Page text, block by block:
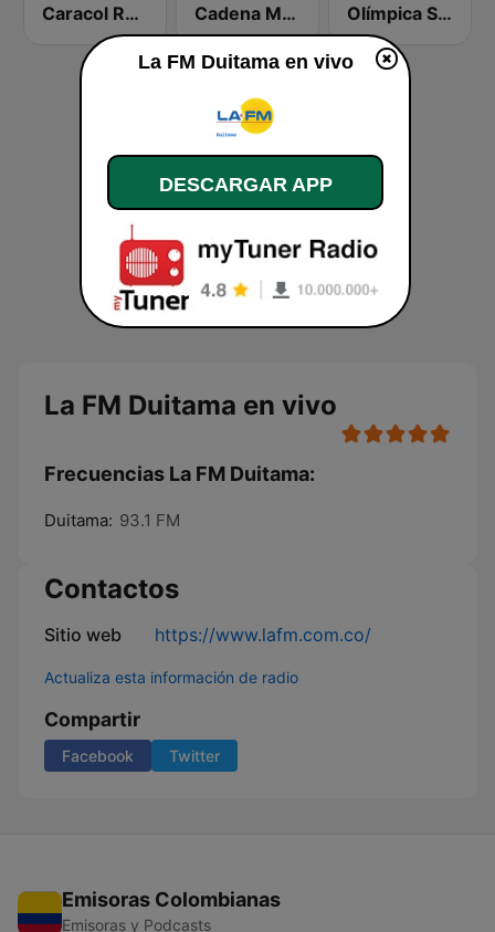
Caracol Radio Medellín Cadena Melodia 730 AM Olímpica Stereo - Medellín 104.9 FM
La FM Duitama en vivo
Frecuencias La FM Duitama:
Duitama: 93.1 FM
Contactos
Sitio web https://www.lafm.com.co/
Actualiza esta información de radio
Compartir
Facebook Twitter
Emisoras Colombianas
Emisoras y Podcasts
La FM Duitama en vivo
DESCARGAR APP